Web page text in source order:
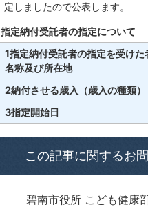
定しましたので公表します。
指定納付受託者の指定について
1指定納付受託者の指定を受けた
名称及び所在地
2納付させる歳入（歳入の種類）
3指定開始日
この記事に関するお
碧南市役所 こども健康